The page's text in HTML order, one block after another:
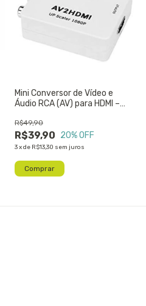
Mini Conversor de Vídeo e
Áudio RCA (AV) para HDMI –
R$39,90
R$49,90
20% OFF
3xde R$13,30 sem juros